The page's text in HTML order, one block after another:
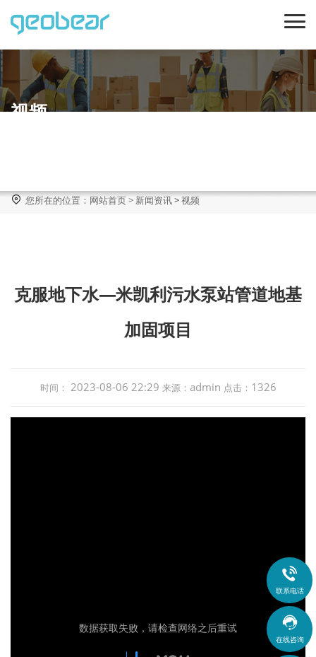
视频
 您所在的位置： 网站首页> 新闻资讯>视频
克服地下水—米凯利污水泵站管道地基
加固项目
时间： 2023-08-06 22:29 来源： admin 点击： 1326

联系电话

在线咨询